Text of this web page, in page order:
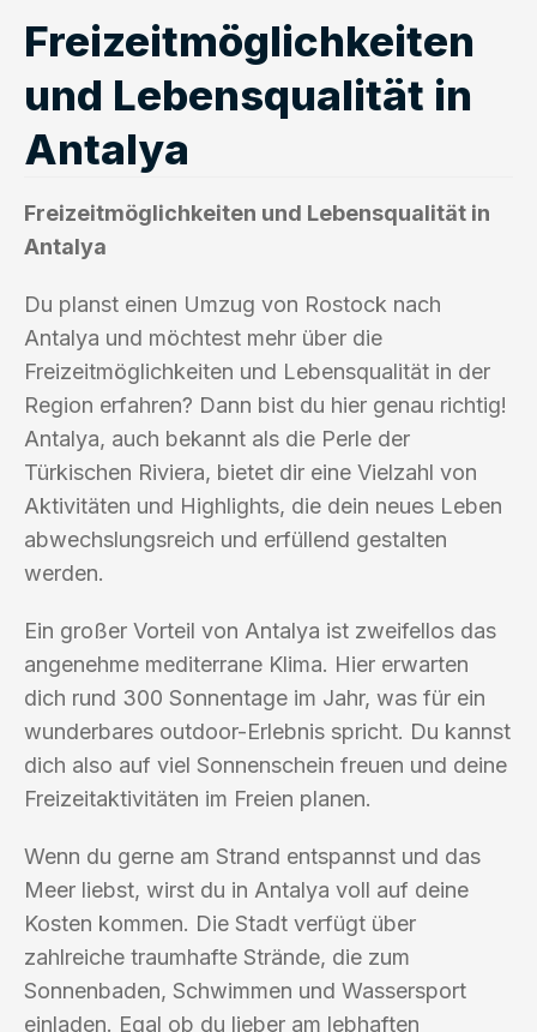
Freizeitmöglichkeiten
und Lebensqualität in
Antalya
Freizeitmöglichkeiten und Lebensqualität in
Antalya
Du planst einen Umzug von Rostock nach
Antalya und möchtest mehr über die
Freizeitmöglichkeiten und Lebensqualität in der
Region erfahren? Dann bist du hier genau richtig!
Antalya, auch bekannt als die Perle der
Türkischen Riviera, bietet dir eine Vielzahl von
Aktivitäten und Highlights, die dein neues Leben
abwechslungsreich und erfüllend gestalten
werden.
Ein großer Vorteil von Antalya ist zweifellos das
angenehme mediterrane Klima. Hier erwarten
dich rund 300 Sonnentage im Jahr, was für ein
wunderbares outdoor-Erlebnis spricht. Du kannst
dich also auf viel Sonnenschein freuen und deine
Freizeitaktivitäten im Freien planen.
Wenn du gerne am Strand entspannst und das
Meer liebst, wirst du in Antalya voll auf deine
Kosten kommen. Die Stadt verfügt über
zahlreiche traumhafte Strände, die zum
Sonnenbaden, Schwimmen und Wassersport
einladen. Egal ob du lieber am lebhaften